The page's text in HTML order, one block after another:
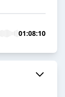
01:08:10